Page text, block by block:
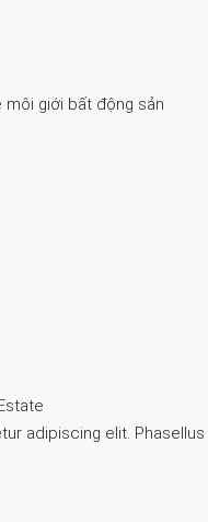
giới bất động sản
adipiscing elit. Phasellus